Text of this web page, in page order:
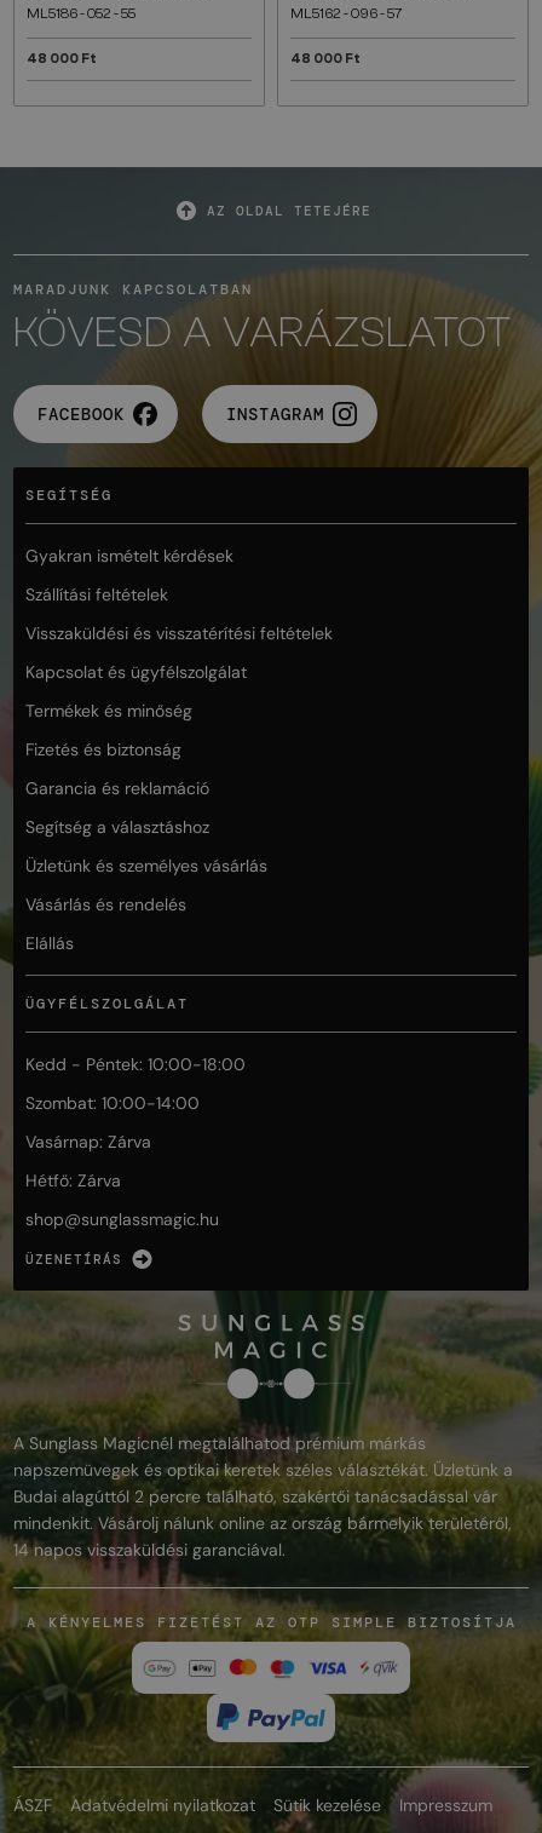
ML5186 - 052 - 55
48 000 Ft
ML5162 - 096 - 57
48 000 Ft
AZ OLDAL TETEJÉRE
MARADJUNK KAPCSOLATBAN
KÖVESD A VARÁZSLATOT
FACEBOOK INSTAGRAM
SEGÍTSÉG
Gyakran ismételt kérdések
Szállítási feltételek
Visszaküldési és visszatérítési feltételek
Kapcsolat és ügyfélszolgálat
Termékek és minőség
Fizetés és biztonság
Garancia és reklamáció
Segítség a választáshoz
Üzletünk és személyes vásárlás
Vásárlás és rendelés
Elállás
ÜGYFÉLSZOLGÁLAT
Kedd - Péntek: 10:00-18:00
Szombat: 10:00-14:00
Vasárnap: Zárva
Hétfő: Zárva
shop@sunglassmagic.hu
ÜZENETÍRÁS
A Sunglass Magicnél megtalálhatod prémium márkás
napszemüvegek és optikai keretek széles választékát. Üzletünk a
Budai alagúttól 2 percre található, szakértői tanácsadással vár
mindenkit. Vásárolj nálunk online az ország bármelyik területéről,
14 napos visszaküldési garanciával.
A KÉNYELMES FIZETÉST AZ OTP SIMPLE BIZTOSÍTJA
ÁSZF Adatvédelmi nyilatkozat Sütik kezelése Impresszum